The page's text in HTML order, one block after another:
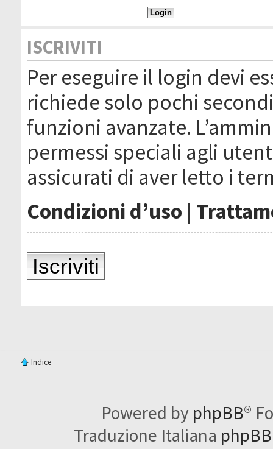
ISCRIVITI
Per eseguire il login devi
richiede solo pochi
funzioni avanzate.
permessi speciali agli
assicurati di aver letto i
Condizioni d’uso |
Iscriviti
Indice
Powered by phpBB®
Traduzione Italiana